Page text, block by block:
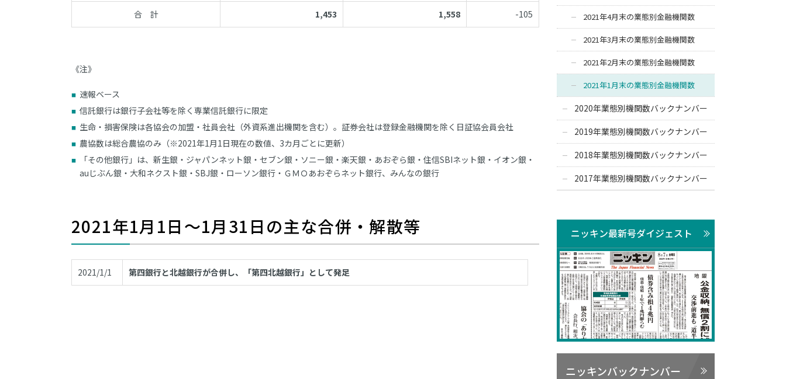
合 計 1,453 1,558 -105
《注》
速報ベース
信託銀行は銀行子会社等を除く専業信託銀行に限定
生命・損害保険は各協会の加盟・社員会社（外資系進出機関を含む）。証券会社は登録金融機関を除く日証協会員会社
農協数は総合農協のみ（※2021年1月1日現在の数値、3カ月ごとに更新）
「その他銀行」は、新生銀・ジャパンネット銀・セブン銀・ソニー銀・楽天銀・あおぞら銀・住信SBIネット銀・イオン銀・
auじぶん銀・大和ネクスト銀・SBJ銀・ローソン銀行・ＧＭＯあおぞらネット銀行、みんなの銀行
2021年1月1日～1月31日の主な合併・解散等
2021/1/1 第四銀行と北越銀行が合併し、「第四北越銀行」として発足
2021年4月末の業態別金融機関数
2021年3月末の業態別金融機関数
2021年2月末の業態別金融機関数
2021年1月末の業態別金融機関数
2020年業態別機関数バックナンバー
2019年業態別機関数バックナンバー
2018年業態別機関数バックナンバー
2017年業態別機関数バックナンバー
ニッキン最新号ダイジェスト
ニッキンバックナンバー